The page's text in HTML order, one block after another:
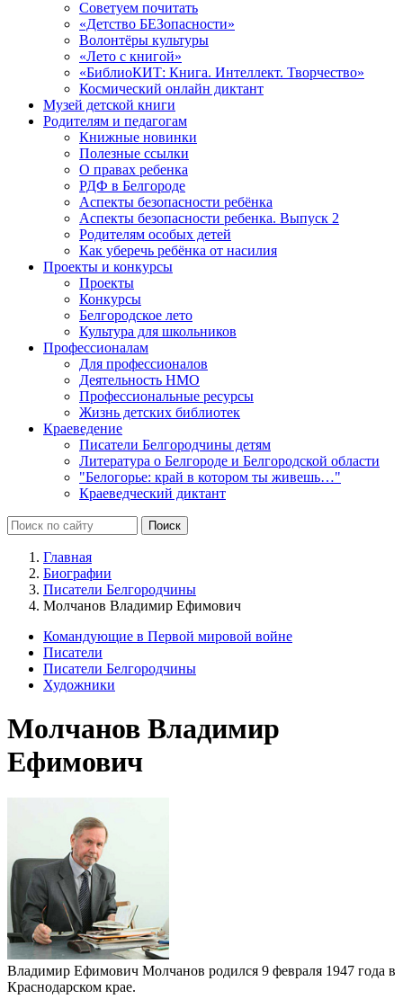
Советуем почитать
«Детство БЕЗопасности»
Волонтёры культуры
«Лето с книгой»
«БиблиоКИТ: Книга. Интеллект. Творчество»
Космический онлайн диктант
Музей детской книги
Родителям и педагогам
Книжные новинки
Полезные ссылки
О правах ребенка
РДФ в Белгороде
Аспекты безопасности ребёнка
Аспекты безопасности ребенка. Выпуск 2
Родителям особых детей
Как уберечь ребёнка от насилия
Проекты и конкурсы
Проекты
Конкурсы
Белгородское лето
Культура для школьников
Профессионалам
Для профессионалов
Деятельность НМО
Профессиональные ресурсы
Жизнь детских библиотек
Краеведение
Писатели Белгородчины детям
Литература о Белгороде и Белгородской области
"Белогорье: край в котором ты живешь…"
Краеведческий диктант
Главная
Биографии
Писатели Белгородчины
Молчанов Владимир Ефимович
Командующие в Первой мировой войне
Писатели
Писатели Белгородчины
Художники
Молчанов Владимир
Ефимович
Владимир Ефимович Молчанов родился 9 февраля 1947 года в
Краснодарском крае.